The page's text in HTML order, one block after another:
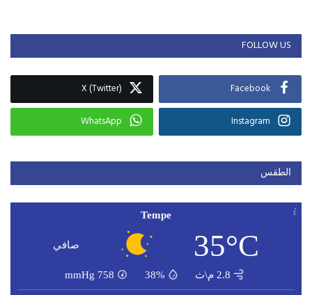
FOLLOW US
Facebook
X (Twitter)
Instagram
WhatsApp
الطقس
Tempe
35°C صافي
2.8 م\ث 38%
758
mmHg